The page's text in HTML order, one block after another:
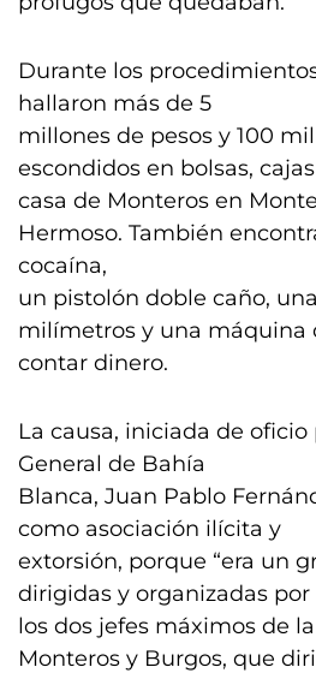
Durante los
hallaron más de 5
millones de pesos y 100
escondidos en bolsas,
casa de Monteros en Monte
Hermoso. También
cocaína,
un pistolón doble caño,
milímetros y una máquina
contar dinero.
La causa, iniciada de oficio
General de Bahía
Blanca, Juan Pablo
como asociación ilícita y
extorsión, porque “era un
dirigidas y organizadas por
los dos jefes máximos de
Monteros y Burgos, que